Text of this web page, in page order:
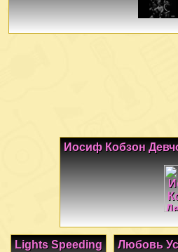
Иосиф Кобзон
Любовь
Lights Speeding